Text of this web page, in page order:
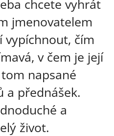
chcete vyhrát
jmenovatelem
vypíchnout, čím
v čem je její
napsané
a přednášek.
a
život.